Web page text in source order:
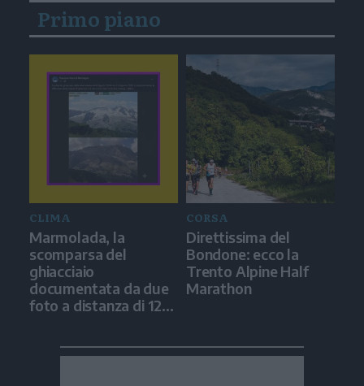
Primo piano
CLIMA
Marmolada, la
scomparsa del
ghiacciaio
documentata da due
foto a distanza di 12
CORSA
Direttissima del
Bondone: ecco la
Trento Alpine Half
Marathon